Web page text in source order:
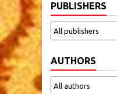
PUBLISHERS
AUTHORS